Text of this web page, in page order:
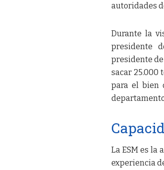
autoridades
Durante la
presidente
presidente
sacar 25.000
para el bien
La ESM es la
experiencia